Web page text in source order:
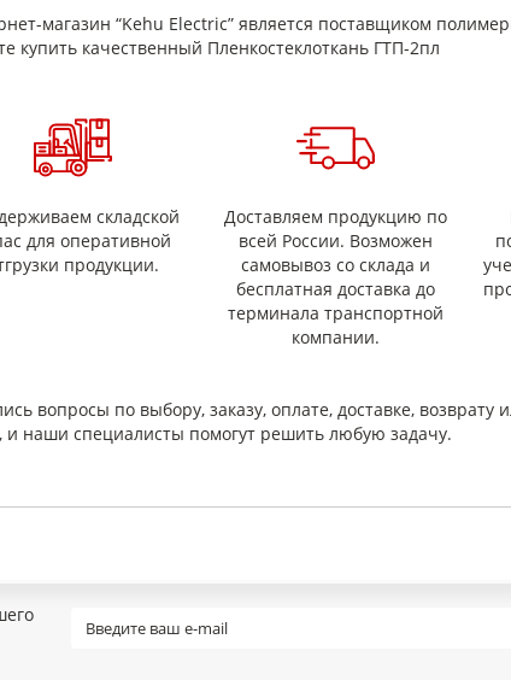
магазин “Kehu Electric” является поставщиком
купить качественный Пленкостеклоткань ГТП-2пл
складской
для оперативной
продукции.
Доставляем продукцию по
всей России. Возможен
самовывоз со склада и
бесплатная доставка до
терминала транспортной
компании.
вопросы по выбору, заказу, оплате, доставке,
и наши специалисты помогут решить любую задачу.